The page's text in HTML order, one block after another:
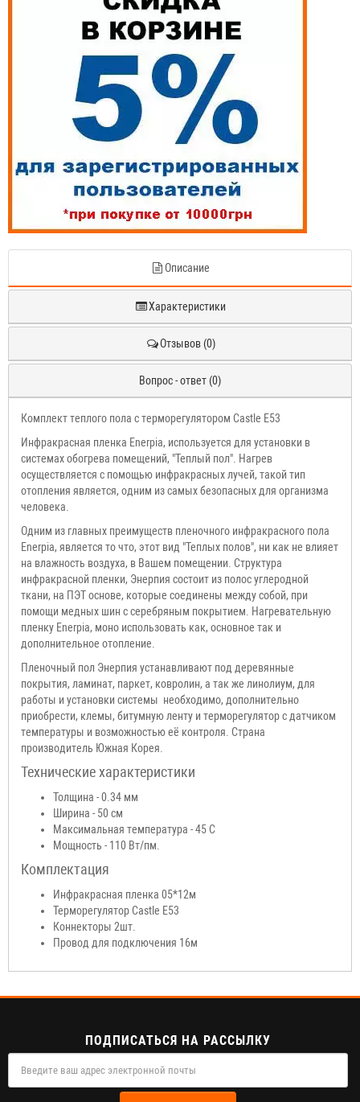
Описание
Характеристики
Отзывов (0)
Вопрос - ответ (0)
Комплект теплого пола с терморегулятором Castle E53
Инфракрасная пленка Enerpia, используется для установки в
системах обогрева помещений, "Теплый пол". Нагрев
осуществляется с помощью инфракрасных лучей, такой тип
отопления является, одним из самых безопасных для организма
человека.
Одним из главных преимуществ пленочного инфракрасного пола
Enerpia, является то что, этот вид "Теплых полов", ни как не влияет
на влажность воздуха, в Вашем помещении. Структура
инфракрасной пленки, Энерпия состоит из полос углеродной
ткани, на ПЭТ основе, которые соединены между собой, при
помощи медных шин с серебряным покрытием. Нагревательную
пленку Enerpia, моно использовать как, основное так и
дополнительное отопление.
Пленочный пол Энерпия устанавливают под деревянные
покрытия, ламинат, паркет, ковролин, а так же линолиум, для
работы и установки системы необходимо, дополнительно
приобрести, клемы, битумную ленту и терморегуляторс датчиком
температуры и возможностью её контроля. Страна
производитель Южная Корея.
Технические характеристики
Толщина - 0.34 мм
Ширина - 50 см
Максимальная температура - 45 С
Мощность - 110 Вт/пм.
Комплектация
Инфракрасная пленка 05*12м
Терморегулятор Castle E53
Коннекторы 2шт.
Провод для подключения 16м
ПОДПИСАТЬСЯ НА РАССЫЛКУ